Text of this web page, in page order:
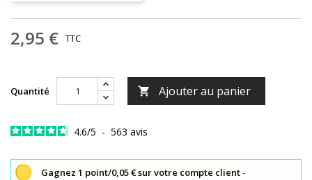
2,95 € TTC
Quantité  Ajouter au panier
4.6/5 - 563 avis
Gagnez 1 point/0,05 € sur votre compte client-